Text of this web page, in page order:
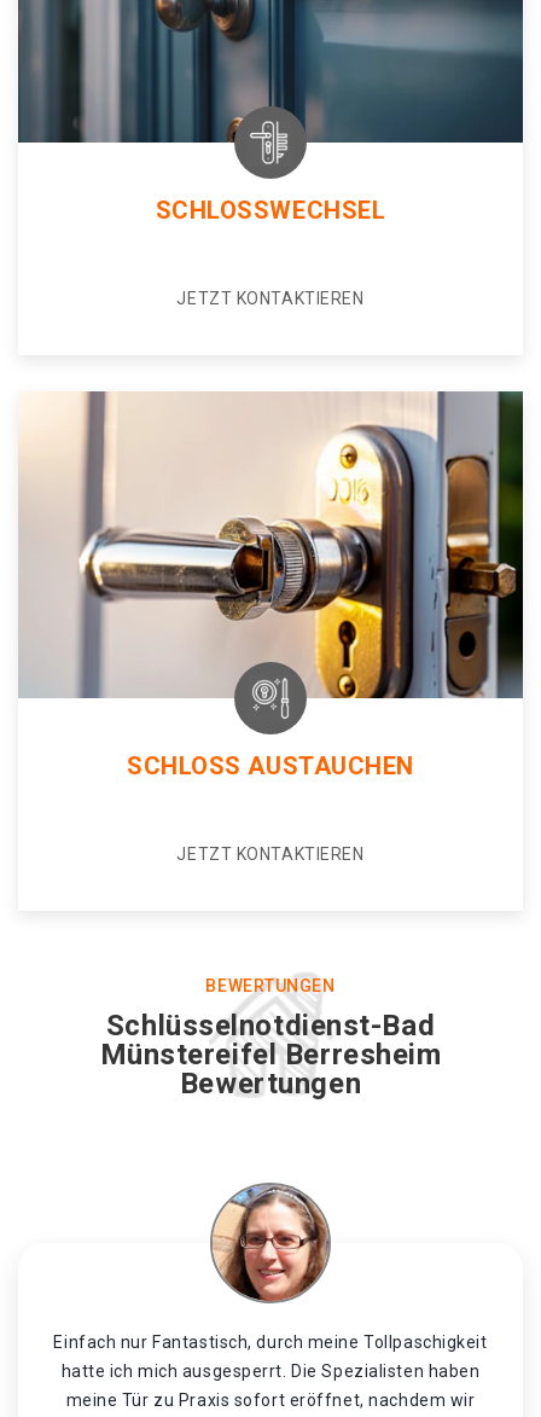
SCHLOSSWECHSEL
JETZT KONTAKTIEREN
SCHLOSS AUSTAUCHEN
JETZT KONTAKTIEREN
BEWERTUNGEN
Schlüsselnotdienst-Bad
Münstereifel Berresheim
Bewertungen
Einfach nur Fantastisch, durch meine Tollpaschigkeit
hatte ich mich ausgesperrt. Die Spezialisten haben
meine Tür zu Praxis sofort eröffnet, nachdem wir